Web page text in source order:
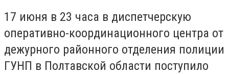
17 июня в 23 часа в диспетчерскую
оперативно-координационного центра от
дежурного районного отделения полиции
ГУНП в Полтавской области поступило